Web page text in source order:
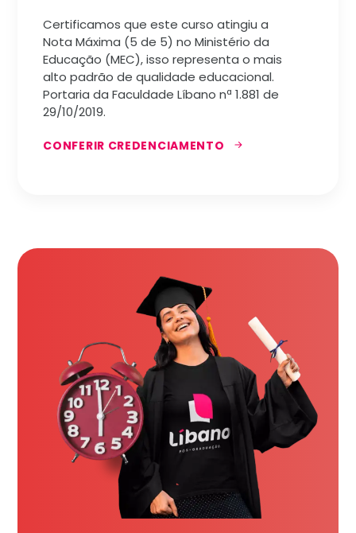
Certificamos que este curso atingiu a
Nota Máxima (5 de 5) no Ministério da
Educação (MEC), isso representa o mais
alto padrão de qualidade educacional.
Portaria da Faculdade Líbano nª 1.881 de
29/10/2019.
CONFERIR CREDENCIAMENTO